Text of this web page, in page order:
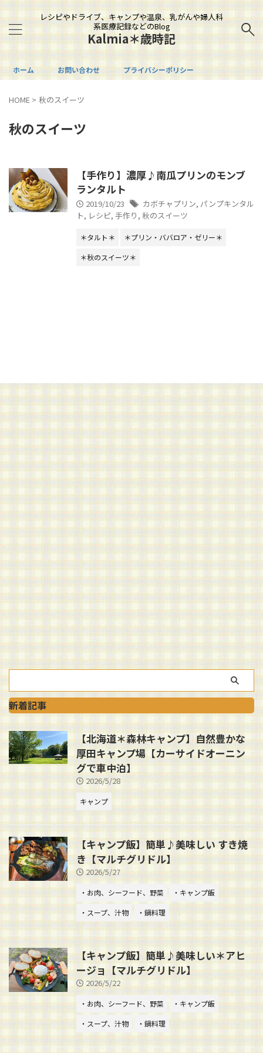
レシピやドライブ、キャンプや温泉、乳がんや婦人科
系医療記録などのBlog
Kalmia＊歳時記
ホーム お問い合わせ プライバシーポリシー
HOME > 秋のスイーツ
秋のスイーツ
【手作り】濃厚♪南瓜プリンのモンブ
ランタルト
2019/10/23 カボチャプリン, パンプキンタル
ト, レシピ, 手作り , 秋のスイーツ
＊タルト＊
＊プリン・ババロア・ゼリー＊
＊秋のスイーツ＊
新着記事
【北海道＊森林キャンプ】自然豊かな
厚田キャンプ場【カーサイドオーニン
グで車中泊】
2026/5/28
キャンプ
【キャンプ飯】簡単♪美味しい すき焼
き【マルチグリドル】
2026/5/27
・お肉、シーフード、野菜
・キャンプ飯
・スープ、汁物
・鍋料理
【キャンプ飯】簡単♪美味しい＊アヒ
ージョ【マルチグリドル】
2026/5/22
・お肉、シーフード、野菜
・キャンプ飯
・スープ、汁物
・鍋料理